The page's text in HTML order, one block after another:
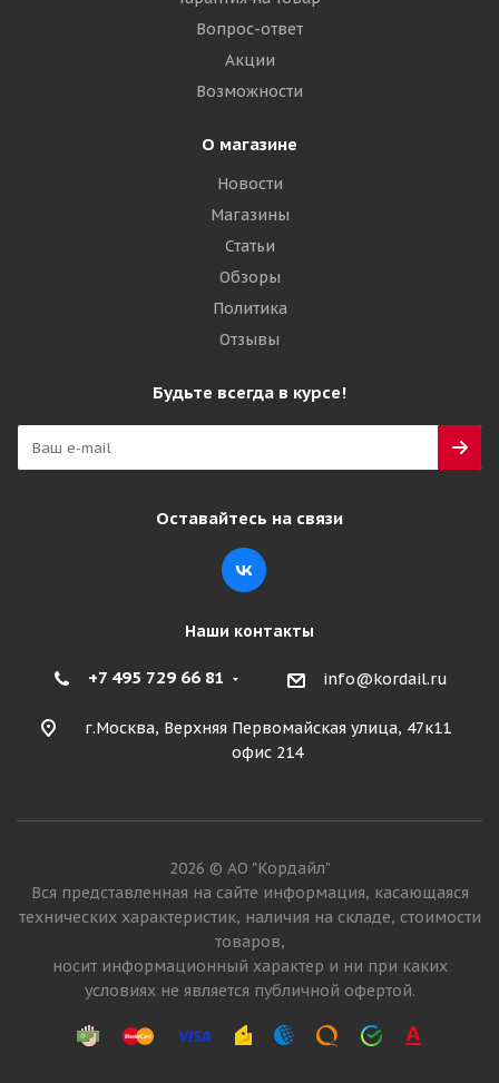
Вопрос-ответ
Акции
Возможности
О магазине
Новости
Магазины
Статьи
Обзоры
Политика
Отзывы
Будьте всегда в курсе!
Оставайтесь на связи
Наши контакты
+7 495 729 66 81 info@kordail.ru
г.Москва, Верхняя Первомайская улица, 47к11
офис 214
2026 © АО "Кордайл"
Вся представленная на сайте информация, касающаяся
технических характеристик, наличия на складе, стоимости
товаров,
носит информационный характер и ни при каких
условиях не является публичной офертой.